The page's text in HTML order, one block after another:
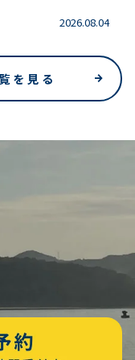
2026.08.04
を見る